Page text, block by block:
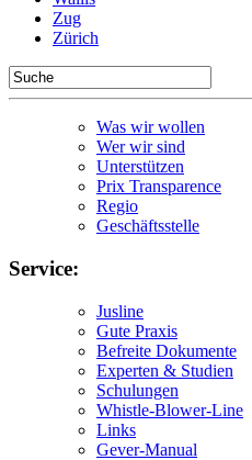
Zug
Zürich
Was wir wollen
Wer wir sind
Unterstützen
Prix Transparence
Regio
Geschäftsstelle
Service:
Jusline
Gute Praxis
Befreite Dokumente
Experten & Studien
Schulungen
Whistle-Blower-Line
Links
Gever-Manual